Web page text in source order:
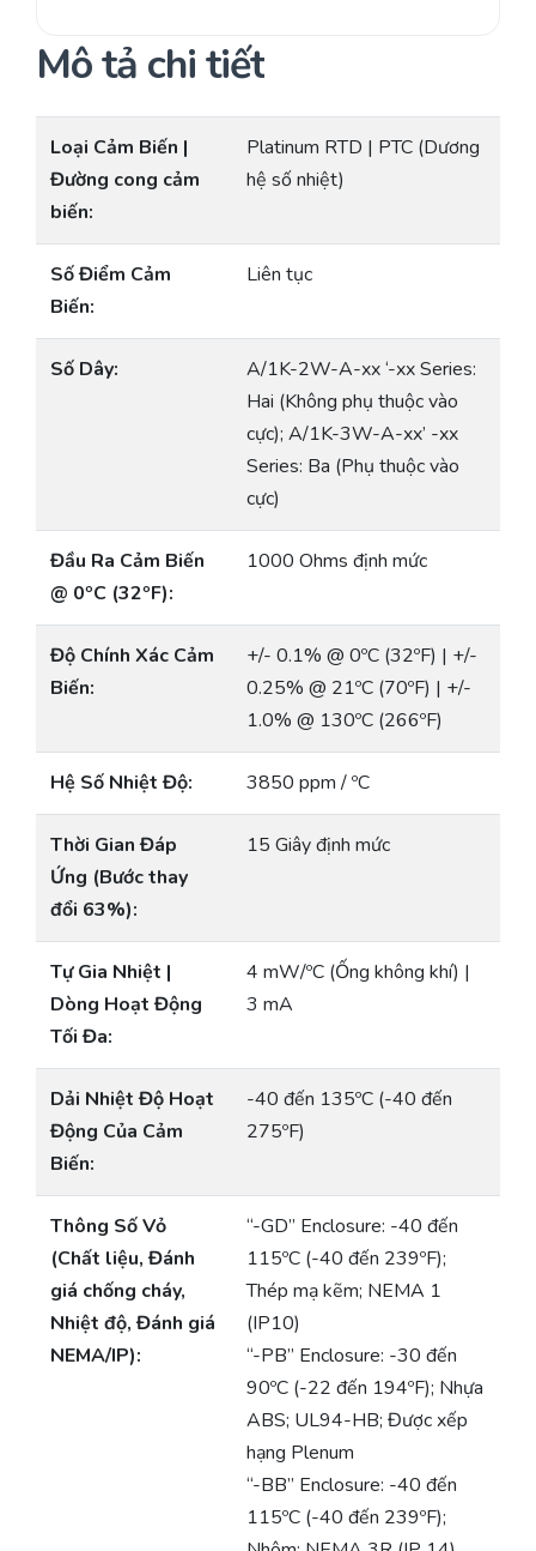
Mô tả chi tiết
Loại Cảm Biến |
Đường cong cảm
biến:
Platinum RTD | PTC (Dương
hệ số nhiệt)
Số Điểm Cảm
Biến:
Liên tục
Số Dây:
A/1K-2W-A-xx ‘-xx Series:
Hai (Không phụ thuộc vào
cực); A/1K-3W-A-xx’ -xx
Series: Ba (Phụ thuộc vào
cực)
Đầu Ra Cảm Biến
@ 0ºC (32ºF):
1000 Ohms định mức
Độ Chính Xác Cảm
Biến:
+/- 0.1% @ 0ºC (32ºF) | +/-
0.25% @ 21ºC (70ºF) | +/-
1.0% @ 130ºC (266ºF)
Hệ Số Nhiệt Độ: 3850 ppm / ºC
Thời Gian Đáp
Ứng (Bước thay
đổi 63%):
15 Giây định mức
Tự Gia Nhiệt |
Dòng Hoạt Động
Tối Đa:
4 mW/ºC (Ống không khí) |
3 mA
Dải Nhiệt Độ Hoạt
Động Của Cảm
Biến:
-40 đến 135ºC (-40 đến
275ºF)
Thông Số Vỏ
(Chất liệu, Đánh
giá chống cháy,
Nhiệt độ, Đánh giá
NEMA/IP):
“-GD” Enclosure: -40 đến
115ºC (-40 đến 239ºF);
Thép mạ kẽm; NEMA 1
(IP10)
“-PB” Enclosure: -30 đến
90ºC (-22 đến 194ºF); Nhựa
ABS; UL94-HB; Được xếp
hạng Plenum
“-BB” Enclosure: -40 đến
115ºC (-40 đến 239ºF);